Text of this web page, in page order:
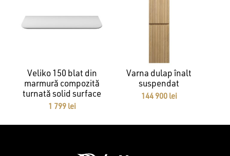
Veliko 150 blat din
marmură compozită
turnată solid surface
1 799 lei
Varna dulap înalt
suspendat
144 900 lei